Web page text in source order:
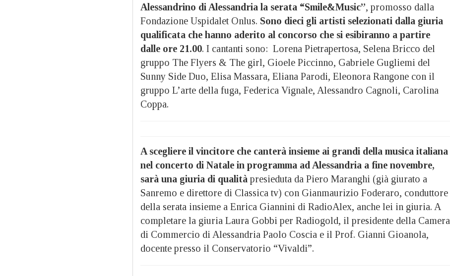
Alessandrino di Alessandria la serata “Smile&Music”, promosso dalla
Fondazione Uspidalet Onlus. Sono dieci gli artisti selezionati dalla giuria
qualificata che hanno aderito al concorso che si esibiranno a partire
dalle ore 21.00. I cantanti sono: Lorena Pietrapertosa, Selena Bricco del
gruppo The Flyers & The girl, Gioele Piccinno, Gabriele Gugliemi del
Sunny Side Duo, Elisa Massara, Eliana Parodi, Eleonora Rangone con il
gruppo L’arte della fuga, Federica Vignale, Alessandro Cagnoli, Carolina
Coppa.
A scegliere il vincitore che canterà insieme ai grandi della musica italiana
nel concerto di Natale in programma ad Alessandria a fine novembre,
sarà una giuria di qualità presieduta da Piero Maranghi (già giurato a
Sanremo e direttore di Classica tv) con Gianmaurizio Foderaro, conduttore
della serata insieme a Enrica Giannini di RadioAlex, anche lei in giuria. A
completare la giuria Laura Gobbi per Radiogold, il presidente della Camera
di Commercio di Alessandria Paolo Coscia e il Prof. Gianni Gioanola,
docente presso il Conservatorio “Vivaldi”.